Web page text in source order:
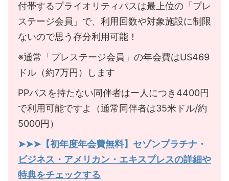
付帯するプライオリティパスは最上位の「プレ
ステージ会員」で、利用回数や対象施設に制限
ないので思う存分利用可能！
※通常「プレステージ会員」の年会費はUS469
ドル（約7万円）します
PPパスを持たない同伴者はー人につき4400円
で利用可能ですよ（通常同伴者は35米ドル/約
5000円）
➤➤➤【初年度年会費無料】セゾンプラチナ・
ビジネス・アメリカン・エキスプレスの詳細や
特典をチェックする